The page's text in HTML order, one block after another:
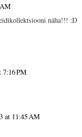
näha!!! :D
7:16 PM
at 11:45 AM